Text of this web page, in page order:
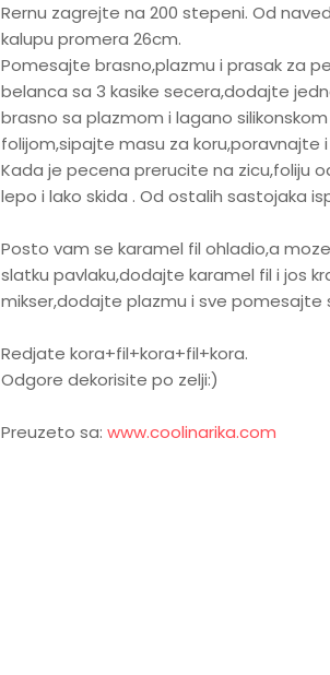
Rernu zagrejte na 200 stepeni. Od
kalupu promera 26cm.
Pomesajte brasno,plazmu i prasak za
belanca sa 3 kasike secera,dodajte
brasno sa plazmom i lagano
folijom,sipajte masu za
Kada je pecena prerucite na zicu,foliju
lepo i lako skida . Od ostalih sastojaka
Posto vam se karamel fil ohladio,a
slatku pavlaku,dodajte karamel fil i jos
mikser,dodajte plazmu i sve pomesajte
Redjate kora+fil+kora+fil+kora.
Odgore dekorisite po zelji:)
Preuzeto sa: www.coolinarika.com